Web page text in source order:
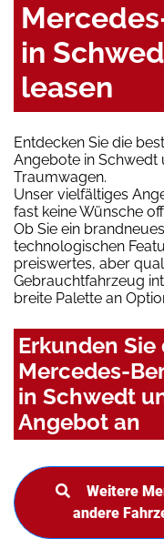
in
leasen
Entdecken Sie die
Angebote in Schwedt
Traumwagen.
Unser vielfältiges
fast keine Wünsche
Ob Sie ein
technologischen
preiswertes, aber
Gebrauchtfahrzeug
breite Palette an
Erkunden
Mercedes-
in Schwedt
Angebot an
Weitere
andere